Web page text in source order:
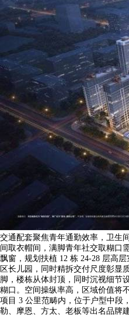
交通配套聚焦青年通勤效率，卫生
间取衣帽间，满脚青年社交取糊口
飘窗，规划扶植 12 栋 24-28 层高
区长儿园，同时精拆交付尺度彰显
脚，楼栋从体封顶，同时沉视细节
糊口。空间操纵率高，区域价值将
项目 3 公里范畴内，位于户型中段
勒、摩恩、方太、老板等出名品牌